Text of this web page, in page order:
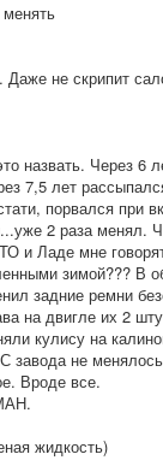
не скрипит
назвать. Через 6
7,5 лет
порвался при
2 раза менял.
и Ладе мне
зимой???
задние ремни
на двигле их 2
кулису на
завода не
Вроде все.
жидкость)